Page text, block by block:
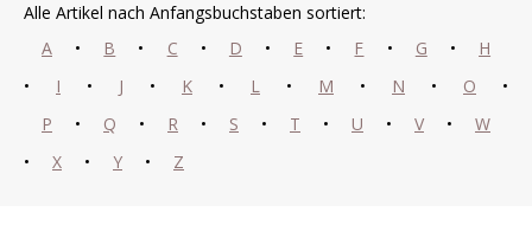
Alle Artikel nach Anfangsbuchstaben sortiert:
A
• B • C • D • E • F • G •
H
•
I • J • K • L • M • N • O
•
P
• Q • R • S • T • U • V •
W
•
X • Y • Z